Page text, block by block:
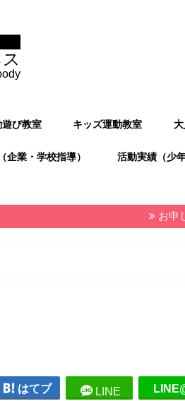
び教室 キッズ運動教室
企業・学校指導） 活動実績（少
お申
はてブ LINE